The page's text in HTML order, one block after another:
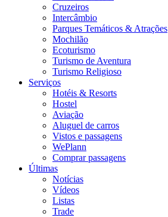
Cruzeiros
Intercâmbio
Parques Temáticos & Atrações
Mochilão
Ecoturismo
Turismo de Aventura
Turismo Religioso
Serviços
Hotéis & Resorts
Hostel
Aviação
Aluguel de carros
Vistos e passagens
WePlann
Comprar passagens
Últimas
Notícias
Vídeos
Listas
Trade